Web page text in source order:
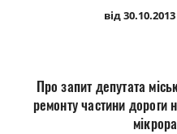
від
Про запит депутата
ремонту частини дороги